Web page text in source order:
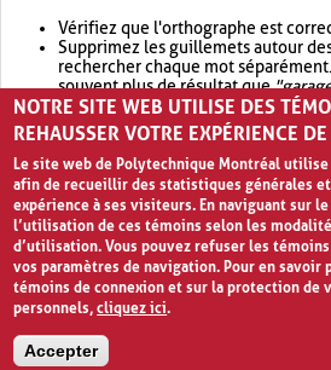
Vérifiez que l'orthographe est
Supprimez les guillemets autour
rechercher chaque mot séparément.
souvent plus de résultat que
Envisagez d'élargir votre recherche
retournera souvent plus de résultat
NOTRE SITE WEB UTILISE DES
REHAUSSER VOTRE EXPÉRIENCE
Le site web de Polytechnique Montréal
afin de recueillir des statistiques générales
expérience à ses visiteurs. En naviguant sur
l’utilisation de ces témoins selon les
d’utilisation. Vous pouvez refuser les
vos paramètres de navigation. Pour en savoir
témoins de connexion et sur la protection de
personnels,cliquez ici.
Accepter